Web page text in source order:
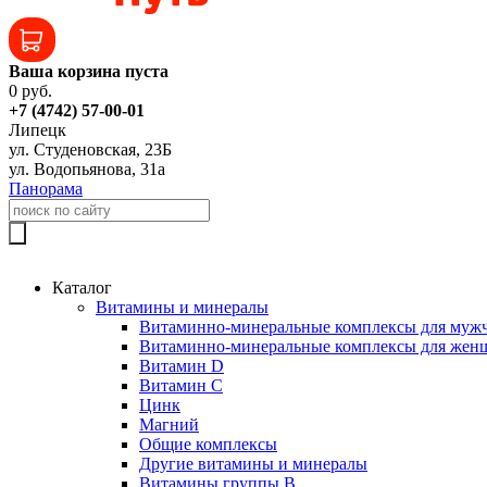
Ваша корзина пуста
0 руб.
+7 (4742) 57-00-01
Липецк
ул. Студеновская, 23Б
ул. Водопьянова, 31а
Панорама
Каталог
Витамины и минералы
Витаминно-минеральные комплексы для
Витаминно-минеральные комплексы для
Витамин D
Витамин C
Цинк
Магний
Общие комплексы
Другие витамины и минералы